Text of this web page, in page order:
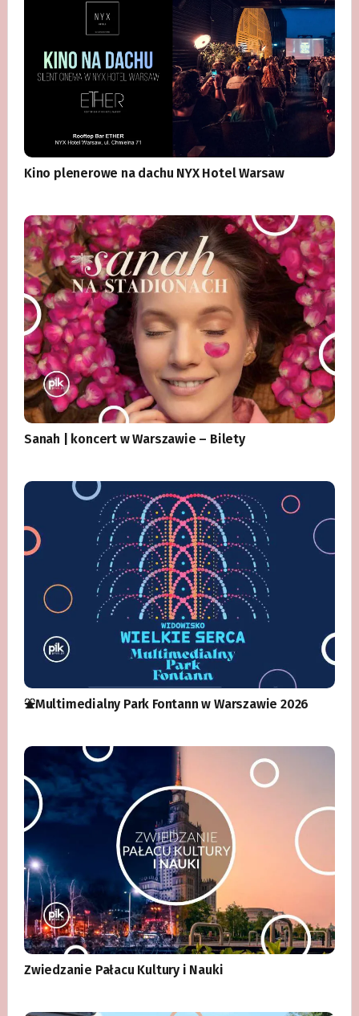
Kino plenerowe na dachu NYX Hotel Warsaw
Sanah | koncert w Warszawie – Bilety
⛲️Multimedialny Park Fontann w Warszawie 2026
Zwiedzanie Pałacu Kultury i Nauki